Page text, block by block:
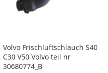
Volvo Frischluftschlauch S40
C30 V50 Volvo teil nr
30680774_B